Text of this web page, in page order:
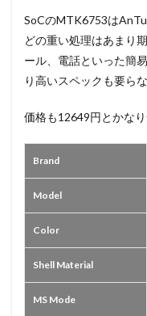
SoCのMTK6753は
どの重い処理はあまり
ール、電話といった簡
り高いスペックも要ら
価格も12649円とかなり
Brand
Model
Color
Shell Material
MS Mode